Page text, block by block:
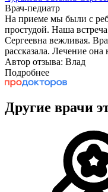
Врач-педиатр
На приеме мы были с
простудой. Наша
Сергеевна вежливая.
рассказала. Лечение она
Автор отзыва: Влад
Подробнее
Другие врачи